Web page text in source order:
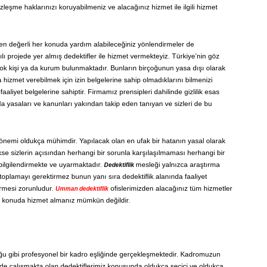
haklarınızı koruyabilmeniz ve alacağınız hizmet ile ilgili hizmet
değerli her konuda yardım alabileceğiniz yönlendirmeler de
projede yer almış dedektifler ile hizmet vermekteyiz. Türkiye’nin göz
kişi ya da kurum bulunmaktadır. Bunların birçoğunun yasa dışı olarak
verebilmek için izin belgelerine sahip olmadıklarını bilmenizi
belgelerine sahiptir. Firmamız prensipleri dahilinde gizlilik esas
ve kanunları yakından takip eden tanıyan ve sizleri de bu
oldukça mühimdir. Yapılacak olan en ufak bir hatanın yasal olarak
sizlerin açısından herhangi bir sorunla karşılaşılmaması herhangi bir
ve uyarmaktadır. Dedektiflik mesleği yalnızca araştırma
gerektirmez bunun yanı sıra dedektiflik alanında faaliyet
zorunludur. Umman dedektiflik ofislerimizden alacağınız tüm hizmetler
hizmet almanız mümkün değildir.
gibi profesyonel bir kadro eşliğinde gerçekleşmektedir. Kadromuzun